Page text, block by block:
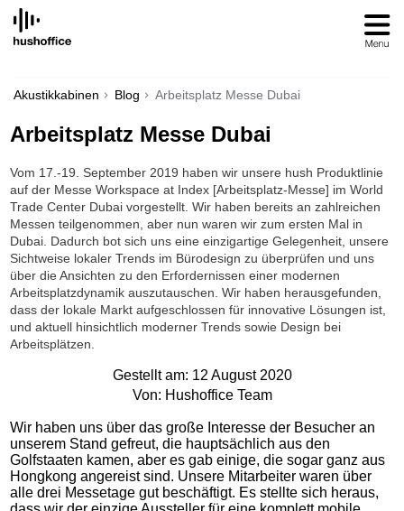
SKIP
CONTENT
Akustikkabinen Blog Arbeitsplatz Messe Dubai
Arbeitsplatz Messe Dubai
Vom 17.-19. September 2019 haben wir unsere hush Produktlinie
auf der Messe Workspace at Index [Arbeitsplatz-Messe] im World
Trade Center Dubai vorgestellt. Wir haben bereits an zahlreichen
Messen teilgenommen, aber nun waren wir zum ersten Mal in
Dubai. Dadurch bot sich uns eine einzigartige Gelegenheit, unsere
Sichtweise lokaler Trends im Bürodesign zu überprüfen und uns
über die Ansichten zu den Erfordernissen einer modernen
Arbeitsplatzdynamik auszutauschen. Wir haben herausgefunden,
dass der lokale Markt aufgeschlossen für innovative Lösungen ist,
und aktuell hinsichtlich moderner Trends sowie Design bei
Arbeitsplätzen.
Gestellt am: 12 August 2020
Von: Hushoffice Team
Wir haben uns über das große Interesse der Besucher an
unserem Stand gefreut, die hauptsächlich aus den
Golfstaaten kamen, aber es gab einige, die sogar ganz aus
Hongkong angereist sind. Unsere Mitarbeiter waren über
alle drei Messetage gut beschäftigt. Es stellte sich heraus,